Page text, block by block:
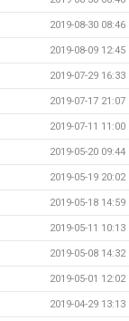
2019-08-30 08:46
2019-08-09 12:45
2019-07-29 16:33
2019-07-17 21:07
2019-07-11 11:00
2019-05-20 09:44
2019-05-19 20:02
2019-05-18 14:59
2019-05-11 10:13
2019-05-08 14:32
2019-05-01 12:02
2019-04-29 13:13